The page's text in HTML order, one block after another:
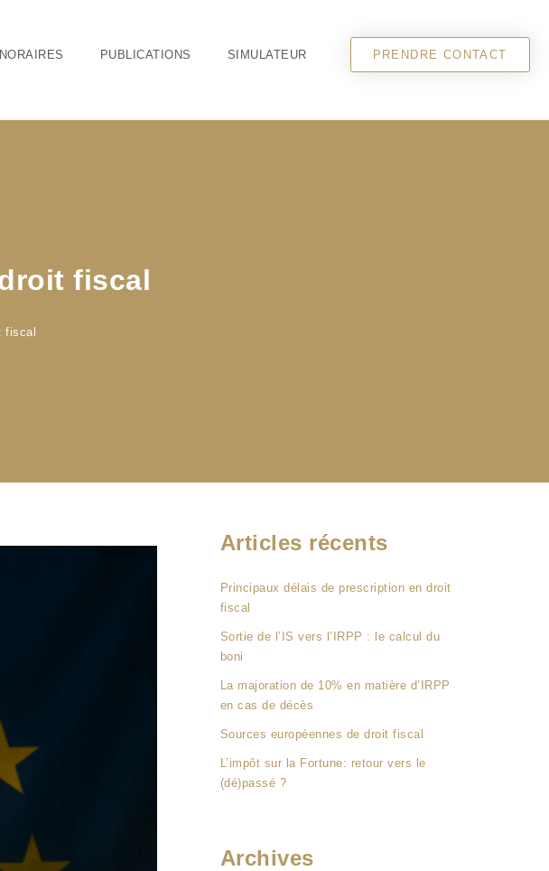
PUBLICATIONS SIMULATEUR PRENDRE CONTACT
fiscal
fiscal
Articles récents
Principaux délais de prescription en droit
fiscal
Sortie de l’IS vers l’IRPP : le calcul du
boni
La majoration de 10% en matière d’IRPP
en cas de décès
Sources européennes de droit fiscal
L’impôt sur la Fortune: retour vers le
(dé)passé ?
Archives